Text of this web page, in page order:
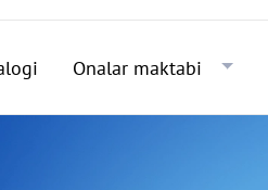
Onalar maktabi